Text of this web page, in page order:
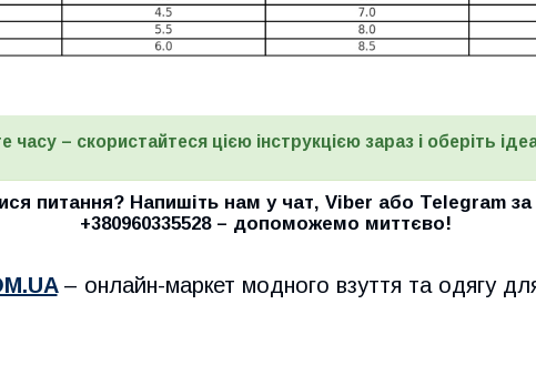
часу – скористайтеся цією інструкцією зараз і оберіть
питання? Напишіть нам у чат, Viber або Telegram
+380960335528– допоможемо миттєво!
– онлайн-маркет модного взуття та одягу